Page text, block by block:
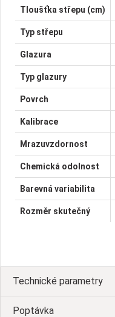
Tloušťka střepu (cm)
Typ střepu
Glazura
Typ glazury
Povrch
Kalibrace
Mrazuvzdornost
Chemická odolnost
Barevná variabilita
Rozměr skutečný
Technické parametry
Poptávka